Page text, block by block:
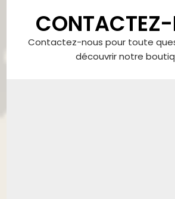
Contactez-nous pour toute
découvrir notre